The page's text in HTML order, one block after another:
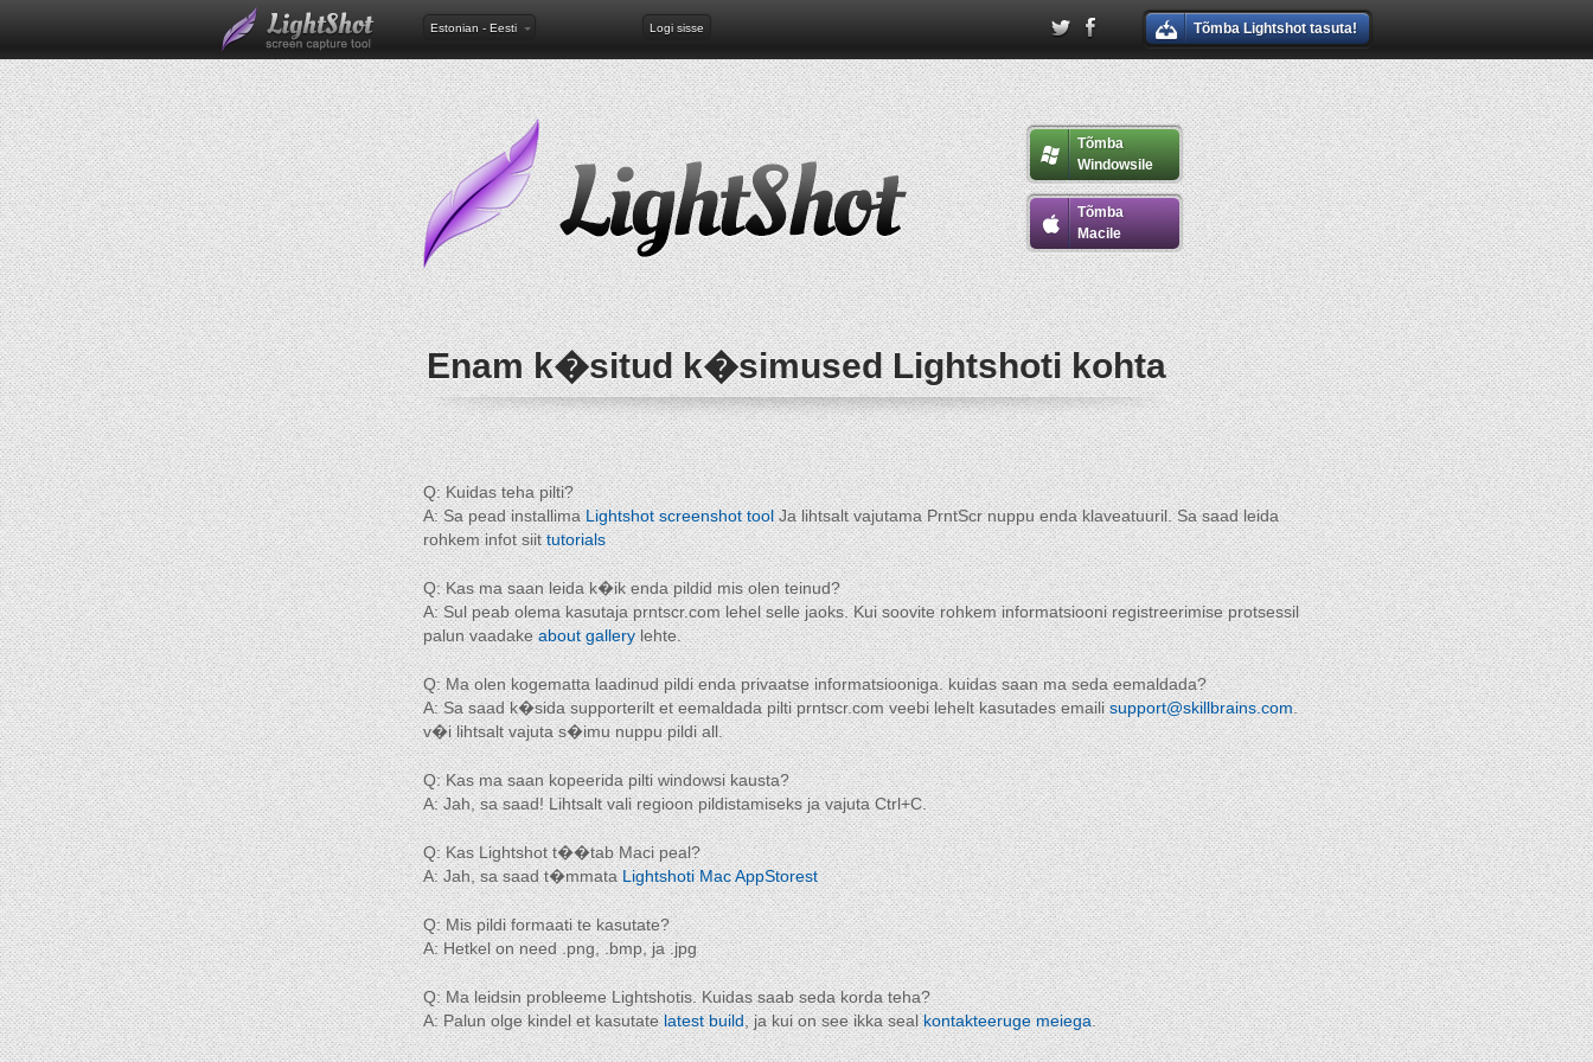
Estonian - Eesti Logi sisse Tõmba Lightshot tasuta!
Tõmba
Windowsile
Tõmba
Macile
Enam k�situd k�simused Lightshoti kohta
Q: Kuidas teha pilti?
A: Sa pead installimaLightshot screenshot toolJa lihtsalt vajutama PrntScr nuppu enda klaveatuuril. Sa saad leida
rohkem infot siittutorials
Q: Kas ma saan leida k�ik enda pildid mis olen teinud?
A: Sul peab olema kasutaja prntscr.com lehel selle jaoks. Kui soovite rohkem informatsiooni registreerimise protsessil
palun vaadakeabout gallerylehte.
Q: Ma olen kogematta laadinud pildi enda privaatse informatsiooniga. kuidas saan ma seda eemaldada?
A: Sa saad k�sida supporterilt et eemaldada pilti prntscr.com veebi lehelt kasutades emailisupport@skillbrains.com.
v�i lihtsalt vajuta s�imu nuppu pildi all.
Q: Kas ma saan kopeerida pilti windowsi kausta?
A: Jah, sa saad! Lihtsalt vali regioon pildistamiseks ja vajuta Ctrl+C.
Q: Kas Lightshot t��tab Maci peal?
A: Jah, sa saad t�mmataLightshoti Mac AppStorest
Q: Mis pildi formaati te kasutate?
A: Hetkel on need .png, .bmp, ja .jpg
Q: Ma leidsin probleeme Lightshotis. Kuidas saab seda korda teha?
A: Palun olge kindel et kasutatelatest build, ja kui on see ikka sealkontakteeruge meiega.